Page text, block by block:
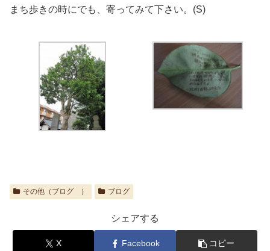
まち歩きの時にでも、寄ってみて下さい。(S)
その他（ブログ ） ブログ
シェアする
X Facebook コピー